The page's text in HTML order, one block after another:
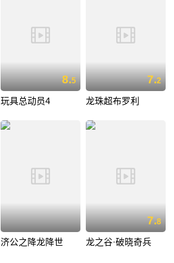
8.5
玩具总动员4
7.2
龙珠超布罗利
济公之降龙降世
7.8
龙之谷·破晓奇兵